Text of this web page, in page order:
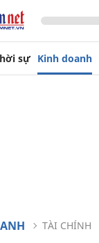
sự Kinh doanh
TÀI CHÍNH